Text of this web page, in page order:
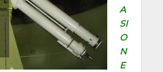
A
SI
O
N
E